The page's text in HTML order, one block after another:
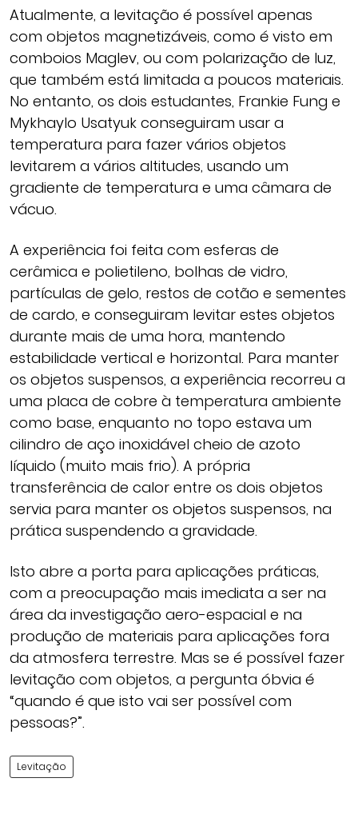
Atualmente, a levitação é possível apenas
com objetos magnetizáveis, como é visto em
comboios Maglev, ou com polarização de luz,
que também está limitada a poucos materiais.
No entanto, os dois estudantes, Frankie Fung e
Mykhaylo Usatyuk conseguiram usar a
temperatura para fazer vários objetos
levitarem a vários altitudes, usando um
gradiente de temperatura e uma câmara de
vácuo.
A experiência foi feita com esferas de
cerâmica e polietileno, bolhas de vidro,
partículas de gelo, restos de cotão e sementes
de cardo, e conseguiram levitar estes objetos
durante mais de uma hora, mantendo
estabilidade vertical e horizontal. Para manter
os objetos suspensos, a experiência recorreu a
uma placa de cobre à temperatura ambiente
como base, enquanto no topo estava um
cilindro de aço inoxidável cheio de azoto
líquido (muito mais frio). A própria
transferência de calor entre os dois objetos
servia para manter os objetos suspensos, na
prática suspendendo a gravidade.
Isto abre a porta para aplicações práticas,
com a preocupação mais imediata a ser na
área da investigação aero-espacial e na
produção de materiais para aplicações fora
da atmosfera terrestre. Mas se é possível fazer
levitação com objetos, a pergunta óbvia é
“quando é que isto vai ser possível com
pessoas?”.
Levitação